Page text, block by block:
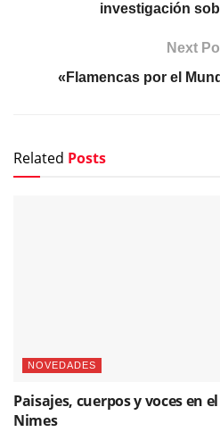
investigación
Next
«Flamencas por el
Related Posts
NOVEDADES
Paisajes, cuerpos y voces en
Nimes